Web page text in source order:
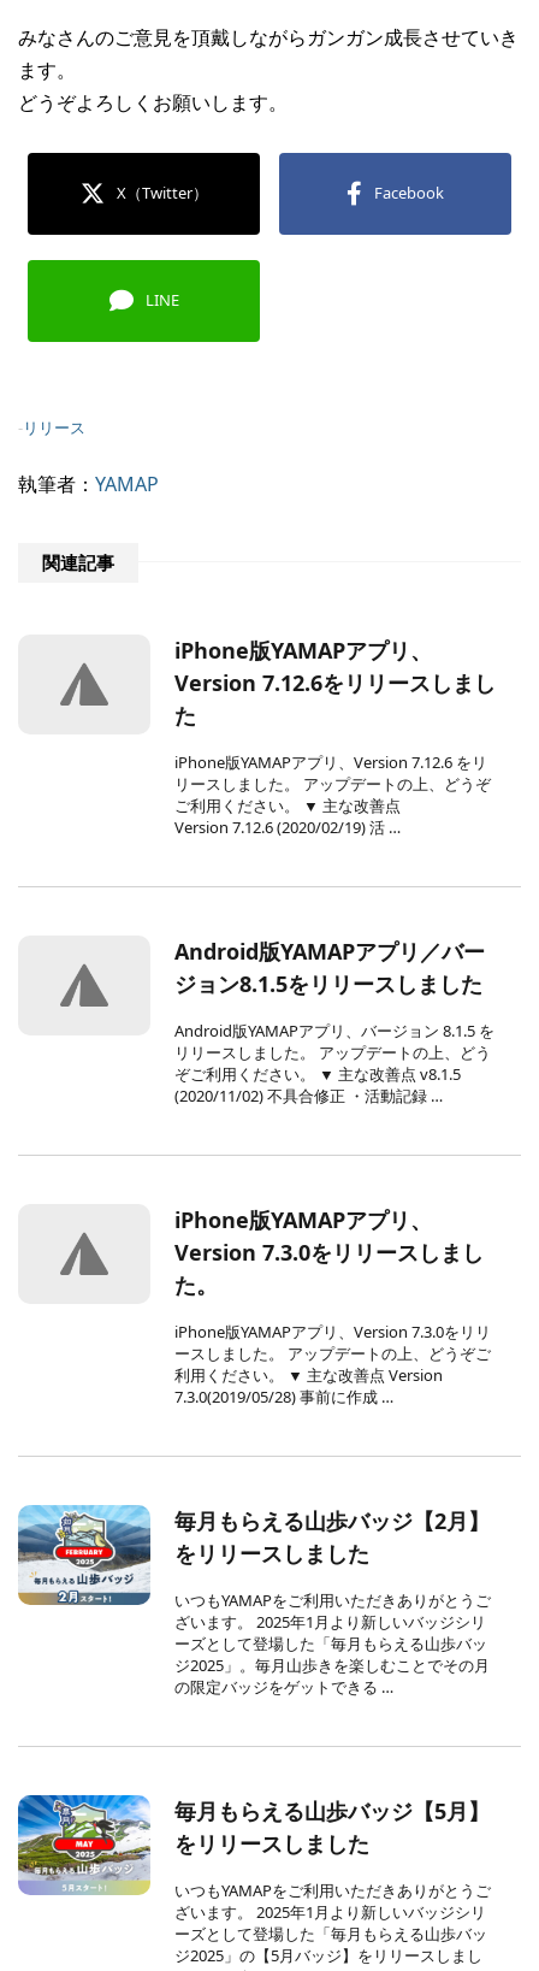
みなさんのご意見を頂戴しながらガンガン成長させていき
ます。
どうぞよろしくお願いします。
X（Twitter） Facebook
LINE
-リリース
執筆者： YAMAP
関連記事
iPhone版YAMAPアプリ、
Version 7.12.6をリリースしまし
た
iPhone版YAMAPアプリ、Version 7.12.6 をリ
リースしました。 アップデートの上、どうぞ
ご利用ください。 ▼ 主な改善点
Version 7.12.6 (2020/02/19) 活 …
Android版YAMAPアプリ／バー
ジョン8.1.5をリリースしました
Android版YAMAPアプリ、バージョン 8.1.5 を
リリースしました。 アップデートの上、どう
ぞご利用ください。 ▼ 主な改善点 v8.1.5
(2020/11/02) 不具合修正 ・活動記録 …
iPhone版YAMAPアプリ、
Version 7.3.0をリリースしまし
た。
iPhone版YAMAPアプリ、Version 7.3.0をリリ
ースしました。 アップデートの上、どうぞご
利用ください。 ▼ 主な改善点 Version
7.3.0(2019/05/28) 事前に作成 …
毎月もらえる山歩バッジ【2月】
をリリースしました
いつもYAMAPをご利用いただきありがとうご
ざいます。 2025年1月より新しいバッジシリ
ーズとして登場した「毎月もらえる山歩バッ
ジ2025」。毎月山歩きを楽しむことでその月
の限定バッジをゲットできる …
毎月もらえる山歩バッジ【5月】
をリリースしました
いつもYAMAPをご利用いただきありがとうご
ざいます。 2025年1月より新しいバッジシリ
ーズとして登場した「毎月もらえる山歩バッ
ジ2025」の【5月バッジ】をリリースしまし